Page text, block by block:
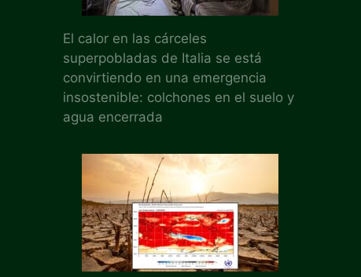
El calor en las cárceles
superpobladas de Italia se está
convirtiendo en una emergencia
insostenible: colchones en el suelo y
agua encerrada